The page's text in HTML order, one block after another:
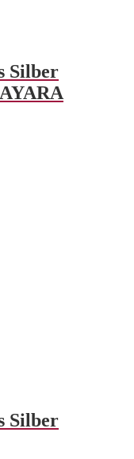
Silber
Silber